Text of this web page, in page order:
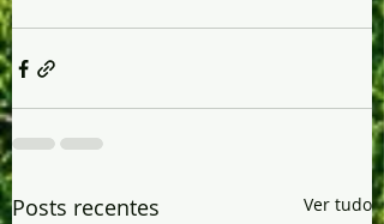
Posts recentes Ver tudo